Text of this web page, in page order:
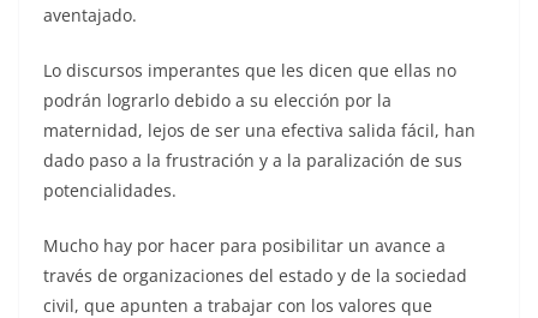
aventajado.
Lo discursos imperantes que les dicen que ellas no
podrán lograrlo debido a su elección por la
maternidad, lejos de ser una efectiva salida fácil, han
dado paso a la frustración y a la paralización de sus
potencialidades.
Mucho hay por hacer para posibilitar un avance a
través de organizaciones del estado y de la sociedad
civil, que apunten a trabajar con los valores que